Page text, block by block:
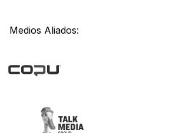
Medios Aliados: